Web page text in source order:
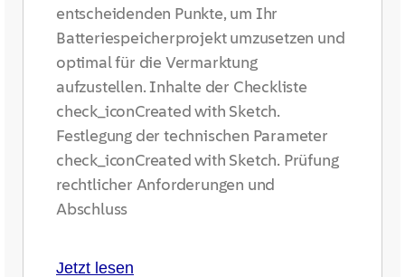
entscheidenden Punkte, um Ihr
Batteriespeicherprojekt umzusetzen und
optimal für die Vermarktung
aufzustellen. Inhalte der Checkliste
check_iconCreated with Sketch.
Festlegung der technischen Parameter
check_iconCreated with Sketch. Prüfung
rechtlicher Anforderungen und
Abschluss
Jetzt lesen